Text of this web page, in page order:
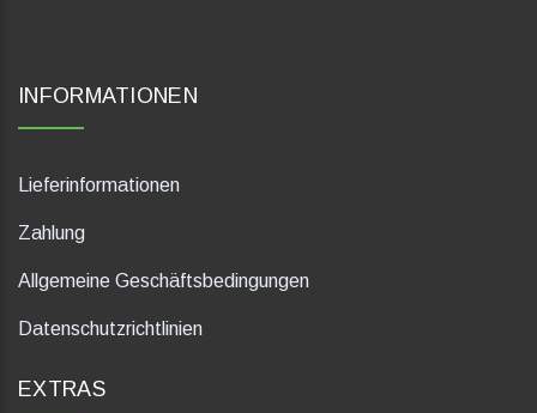
INFORMATIONEN
Lieferinformationen
Zahlung
Allgemeine Geschäftsbedingungen
Datenschutzrichtlinien
EXTRAS